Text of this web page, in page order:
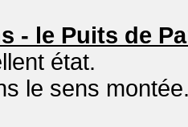
- le Puits de
état.
le sens